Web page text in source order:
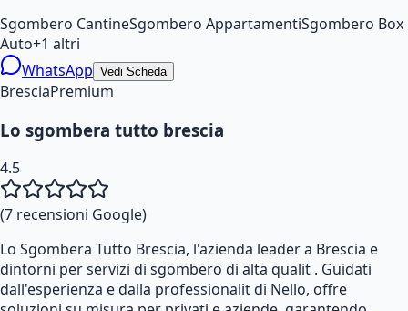
Sgombero CantineSgombero AppartamentiSgombero Box
Auto+1 altri
WhatsApp Vedi Scheda
BresciaPremium
Lo sgombera tutto brescia
4.5
(7 recensioni Google)
Lo Sgombera Tutto Brescia, l'azienda leader a Brescia e
dintorni per servizi di sgombero di alta qualit . Guidati
dall'esperienza e dalla professionalit di Nello, offre